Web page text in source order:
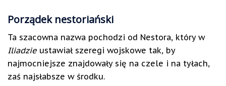
Porządek nestoriański
Ta szacowna nazwa pochodzi od Nestora, który w
Iliadzie ustawiał szeregi wojskowe tak, by
najmocniejsze znajdowały się na czele i na tyłach,
zaś najsłabsze w środku.